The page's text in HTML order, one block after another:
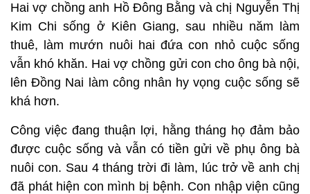
Hai vợ chồng anh Hồ Đông Bằng và chị Nguyễn Thị
Kim Chi sống ở Kiên Giang, sau nhiều năm làm
thuê, làm mướn nuôi hai đứa con nhỏ cuộc sống
vẫn khó khăn. Hai vợ chồng gửi con cho ông bà nội,
lên Đồng Nai làm công nhân hy vọng cuộc sống sẽ
khá hơn.
Công việc đang thuận lợi, hằng tháng họ đảm bảo
được cuộc sống và vẫn có tiền gửi về phụ ông bà
nuôi con. Sau 4 tháng trời đi làm, lúc trở về anh chị
đã phát hiện con mình bị bệnh. Con nhập viện cũng